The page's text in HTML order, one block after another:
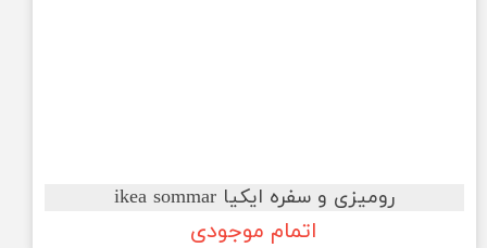
رومیزی و سفره ایکیا ikea sommar
اتمام موجودی